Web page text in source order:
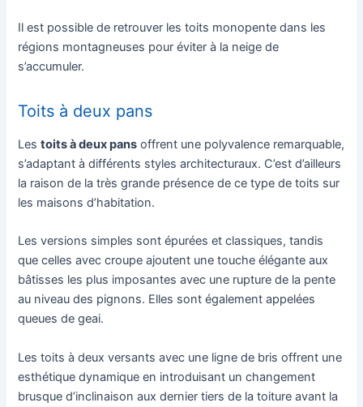
Il est possible de retrouver les toits monopente dans les
régions montagneuses pour éviter à la neige de
s’accumuler.
Toits à deux pans
Lestoits à deux pans offrent une polyvalence remarquable,
s’adaptant à différents styles architecturaux. C’est d’ailleurs
la raison de la très grande présence de ce type de toits sur
les maisons d’habitation.
Les versions simples sont épurées et classiques, tandis
que celles avec croupe ajoutent une touche élégante aux
bâtisses les plus imposantes avec une rupture de la pente
au niveau des pignons. Elles sont également appelées
queues de geai.
Les toits à deux versants avec une ligne de bris offrent une
esthétique dynamique en introduisant un changement
brusque d’inclinaison aux dernier tiers de la toiture avant la